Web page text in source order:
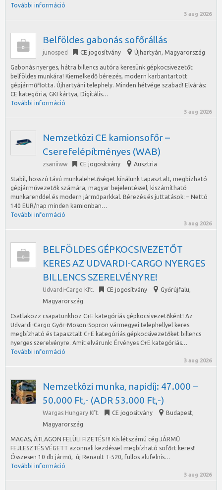
További információ
3 aug 2026
Belföldes gabonás sofőrállás
junosped CE jogosítvány Újhartyán, Magyarország
Gabonás nyerges, hátra billencs autóra keresünk gépkocsivezetőt
belföldes munkára! Kiemelkedő bérezés, modern karbantartott
gépjárműflotta. Újhartyáni telephely. Minden hétvége szabad! Elvárás:
CE kategória, GKI kártya, Digitális…
További információ
3 aug 2026
Nemzetközi CE kamionsofőr –
Cserefelépítményes (WAB)
zsaniiww CE jogosítvány Ausztria
Stabil, hosszú távú munkalehetőséget kínálunk tapasztalt, megbízható
gépjárművezetők számára, magyar bejelentéssel, kiszámítható
munkarenddel és modern járműparkkal. Bérezés és juttatások: – Nettó
140 EUR/nap minden kamionban…
További információ
3 aug 2026
BELFÖLDES GÉPKOCSIVEZETŐT
KERES AZ UDVARDI-CARGO NYERGES
BILLENCS SZERELVÉNYRE!
Udvardi-Cargo Kft. CE jogosítvány Győrújfalu,
Magyarország
Csatlakozz csapatunkhoz C+E kategóriás gépkocsivezetőként! Az
Udvardi-Cargo Győr-Moson-Sopron vármegyei telephellyel keres
megbízható és tapasztalt C+E kategóriás gépkocsivezetőket billencs
nyerges szerelvényre. Amit elvárunk: Érvényes C+E kategóriás…
További információ
3 aug 2026
Nemzetközi munka, napidíj: 47.000 –
50.000 Ft,- (ADR 53.000 Ft,-)
Wargas Hungary Kft. CE jogosítvány Budapest,
Magyarország
MAGAS, ÁTLAGON FELÜLI FIZETÉS !!! Kis létszámú cég JÁRMŰ
FEJLESZTÉS VÉGETT azonnali kezdéssel megbízható sofőrt keres!!
Összesen 10 db jármű, új Renault T-520, fullos alufelnis…
További információ
3 aug 2026